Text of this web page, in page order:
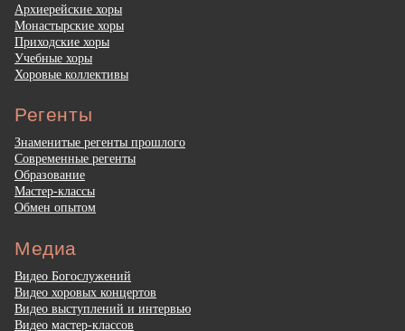
Архиерейские хоры
Монастырские хоры
Приходские хоры
Учебные хоры
Хоровые коллективы
Регенты
Знаменитые регенты прошлого
Современные регенты
Образование
Мастер-классы
Обмен опытом
Медиа
Видео Богослужений
Видео хоровых концертов
Видео выступлений и интервью
Видео мастер-классов